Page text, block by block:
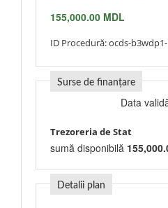
155,000.00 MDL
ID Procedură:ocds-
Surse de finanțare
Data
Trezoreria de Stat
sumă disponibilă
Detalii plan